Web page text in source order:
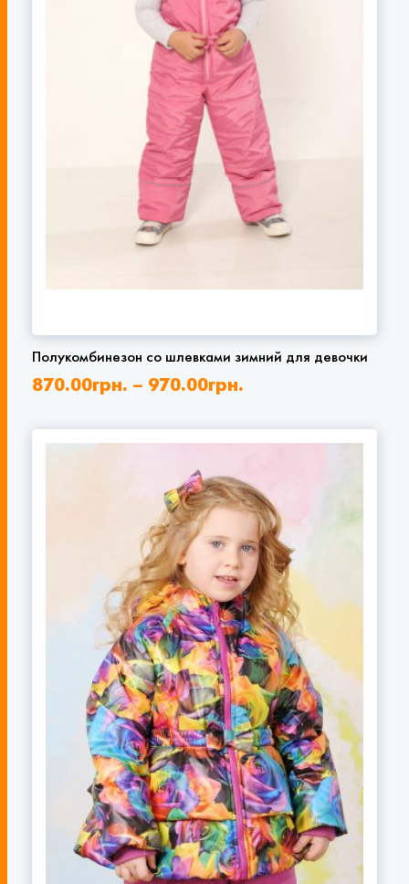
Полукомбинезон со шлевками зимний для девочки
870.00грн. – 970.00грн.